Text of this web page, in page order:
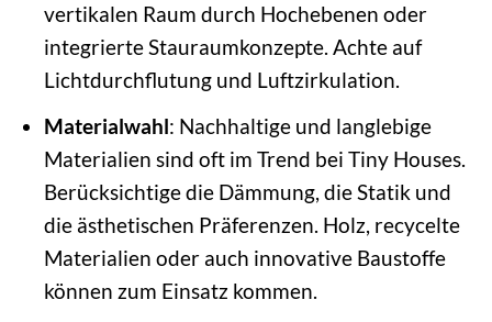
vertikalen Raum durch Hochebenen oder
integrierte Stauraumkonzepte. Achte auf
Lichtdurchflutung und Luftzirkulation.
Materialwahl: Nachhaltige und langlebige
Materialien sind oft im Trend bei Tiny Houses.
Berücksichtige die Dämmung, die Statik und
die ästhetischen Präferenzen. Holz, recycelte
Materialien oder auch innovative Baustoffe
können zum Einsatz kommen.